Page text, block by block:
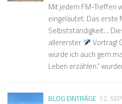
Mit jedem FM-Treffen
eingeläutet. Das erste
Selbstständigkeit…
allererster
Vortrag!
würde ich auch gern
Leben erzählen.“
BLOG EINTRÄGE 12.